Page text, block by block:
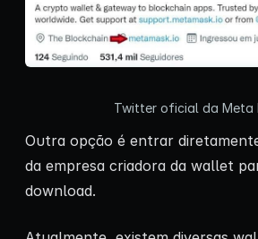
Twitter oficial da Meta
Outra opção é entrar
da empresa criadora da wallet
download.